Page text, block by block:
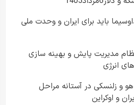
باید برای ایران و وحدت ملی
مدیریت پایش و بهینه سازی
انرژی
و زلنسکی در آستانه مراحل
و اوکراین